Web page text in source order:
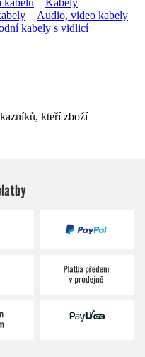
kabelů
Kabely
Audio, video kabely
kabely s vidlicí
kteří zboží